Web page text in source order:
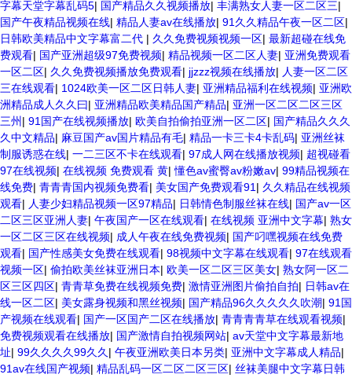
字幕天堂字幕乱码5| 国产精品久久视频播放| 丰满熟女人妻一区二区三|
国产午夜精品视频在线| 精品人妻av在线播放| 91久久精品午夜一区二区|
日韩欧美精品中文字幕富二代 | 久久免费视频视频一区| 最新超碰在线免
费观看| 国产亚洲超级97免费视频| 精品视频一区二区人妻| 亚洲免费观看
一区二区| 久久免费视频播放免费观看| jjzzz视频在线播放| 人妻一区二区
三在线观看| 1024欧美一区二区日韩人妻| 亚洲精品福利在线视频| 亚洲欧
洲精品成人久久曰| 亚洲精品欧美精品国产精品| 亚洲一区二区二区三区
三州 | 91国产在线视频播放| 欧美自拍偷拍亚洲一区二区| 国产精品久久久
久中文精品| 麻豆国产av国片精品有毛| 精品一卡三卡4卡乱码| 亚洲丝袜
制服诱惑在线| 一二三区不卡在线观看| 97成人网在线播放视频| 超视碰看
97在线视频| 在线视频 免费观看 黄|懂色av蜜臀av粉嫩av| 99精品视频在
线免费| 青青青国内视频免费看| 美女国产免费观看91 | 久久精品在线视频
观看| 人妻少妇精品视频一区97精品| 日韩情色制服丝袜在线| 国产av一区
二区三区亚洲人妻| 午夜国产一区在线观看| 在线视频 亚洲中文字幕| 熟女
一区二区三区在线视频| 成人午夜在线免费视频| 国产叼嘿视频在线免费
观看| 国产性感美女免费在线观看| 98视频中文字幕在线观看| 97在线观看
视频一区| 偷拍欧美丝袜亚洲日本| 欧美一区二区三区美女| 熟女阿一区二
区三区四区| 青青草免费在线视频免费| 激情亚洲图片偷拍自拍| 日韩av在
线一区二区| 美女露身视频和黑丝视频| 国产精品96久久久久久吹潮| 91国
产视频在线观看| 国产一区国产二区在线播放| 青青青青草在线观看视频|
免费视频观看在线播放| 国产激情自拍视频网站| av天堂中文字幕最新地
址| 99久久久久99久久 | 午夜亚洲欧美日本另类| 亚洲中文字幕成人精品|
91av在线国产视频| 精品乱码一区二区二区三区| 丝袜美腿中文字幕日韩